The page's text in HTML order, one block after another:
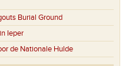
Burial Ground
Ieper
de Nationale Hulde